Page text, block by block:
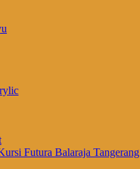
Futura Balaraja Tangerang